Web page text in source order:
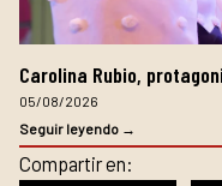
Carolina Rubio,
05/08/2026
Seguir leyendo →
Compartir en: